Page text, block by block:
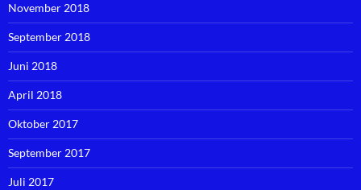
November 2018
September 2018
Juni 2018
April 2018
Oktober 2017
September 2017
Juli 2017